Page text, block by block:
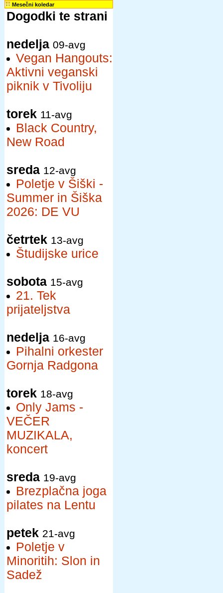
Mesečni koledar
Dogodki te strani
nedelja 09-avg
Vegan Hangouts:
Aktivni veganski
piknik v Tivoliju
torek 11-avg
Black Country,
New Road
sreda 12-avg
Poletje v Šiški -
Summer in Šiška
2026: DE VU
četrtek 13-avg
Študijske urice
sobota 15-avg
21. Tek
prijateljstva
nedelja 16-avg
Pihalni orkester
Gornja Radgona
torek 18-avg
Only Jams -
VEČER
MUZIKALA,
koncert
sreda 19-avg
Brezplačna joga
pilates na Lentu
petek 21-avg
Poletje v
Minoritih: Slon in
Sadež